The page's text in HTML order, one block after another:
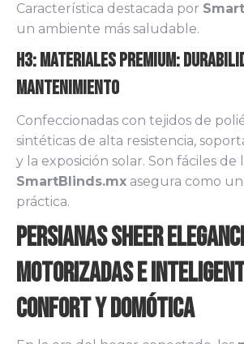
Característica destacada por
un ambiente más saludable.
H3: Materiales Premium:
Mantenimiento
Confeccionadas con tejidos de
sintéticas de alta resistencia,
y la exposición solar. Son fáciles de
SmartBlinds.mx asegura como
práctica.
Persianas Sheer
Motorizadas e
Confort y Domótica